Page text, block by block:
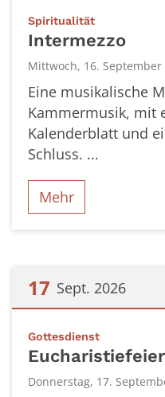
Spiritualität:
Intermezzo
Mittwoch, 16. September
Eine musikalische
Kammermusik, mit
Kalenderblatt und
Schluss. ...
Mehr
17 Sept. 2026
Gottesdienst:
Eucharistiefeier
Donnerstag, 17.